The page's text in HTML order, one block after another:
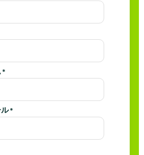
*
*